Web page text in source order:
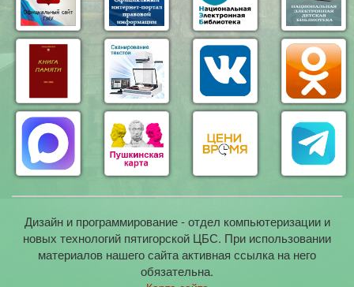
Дизайн и программирование - отдел компьютеризации и
новых технологий пятигорской ЦБС. При использовании
материалов нашего сайта активная ссылка на него
обязательна.